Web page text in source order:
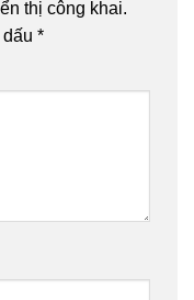
thị công khai.
*